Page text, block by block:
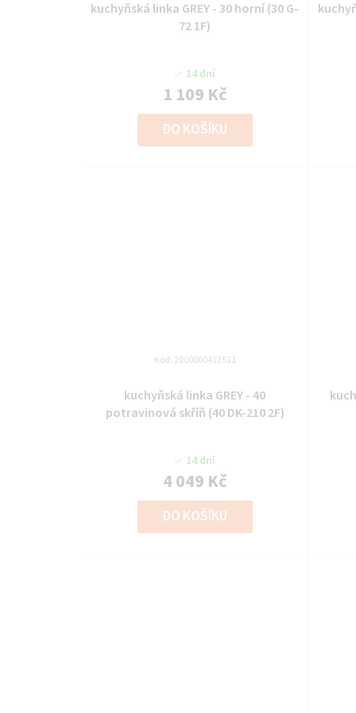
kuchyňská linka GREY - 30 horní (30 G-
72 1F)
14 dní
1 109 Kč
DO KOŠÍKU
kuchyňská linka GREY - 40
potravinová skříň (40 DK-210 2F)
14 dní
4 049 Kč
DO KOŠÍKU
Kód: 2000000412511